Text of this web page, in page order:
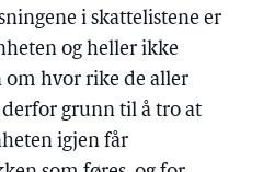
i skattelistene er
og heller ikke
om hvor rike de aller
grunn til å tro at
igjen får